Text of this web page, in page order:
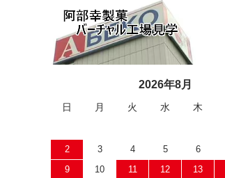
2026年8月
日 月 火 水 木
2
3 4 5 6
9
10 11 12 13